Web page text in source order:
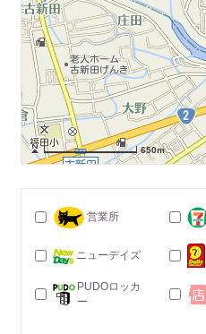
650m
営業所
ニューデイズ
PUDOロッカ
ー